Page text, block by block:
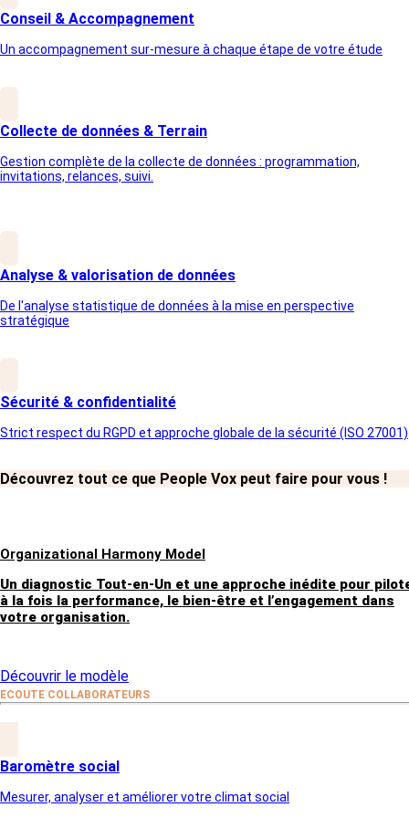
Conseil & Accompagnement
Un accompagnement sur-mesure à chaque étape de votre étude
Collecte de données & Terrain
Gestion complète de la collecte de données : programmation,
invitations, relances, suivi.
Analyse & valorisation de données
De l'analyse statistique de données à la mise en perspective
stratégique
Sécurité & confidentialité
Strict respect du RGPD et approche globale de la sécurité (ISO 27001)
Découvrez tout ce que People Vox peut faire pour vous !
Organizational Harmony Model
Un diagnostic Tout-en-Un et une approche inédite pour
à la fois la performance, le bien-être et l’engagement dans
votre organisation.
Découvrir le modèle
ECOUTE COLLABORATEURS
Baromètre social
Mesurer, analyser et améliorer votre climat social
Article précédent